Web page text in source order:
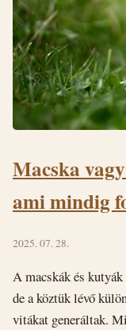
Macska
ami mindig
2025. 07. 28.
A macskák és
de a köztük lévő
vitákat generáltak.